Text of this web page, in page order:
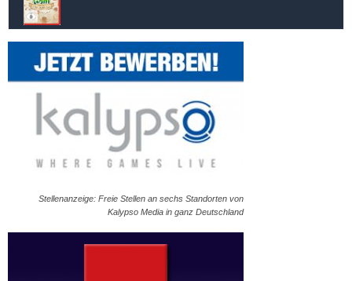
Stellenanzeige: Freie Stellen an sechs Standorten von
Kalypso Media in ganz Deutschland